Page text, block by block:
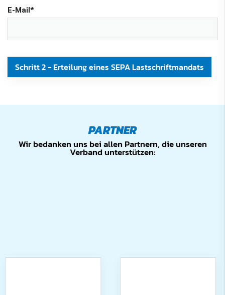
E-Mail*
PARTNER
Wir bedanken uns bei allen Partnern, die unseren
Verband unterstützen: